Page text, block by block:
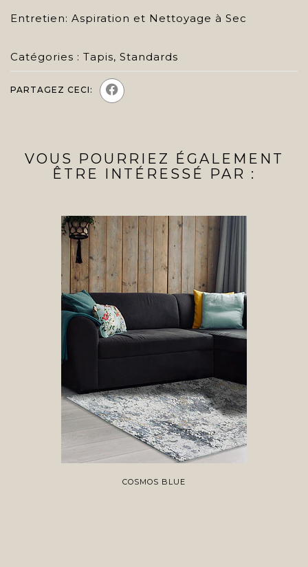
Entretien: Aspiration et Nettoyage à Sec
Catégories : Tapis, Standards
PARTAGEZ CECI:
VOUS POURRIEZ ÉGALEMENT
ÊTRE INTÉRESSÉ PAR :
COSMOS BLUE